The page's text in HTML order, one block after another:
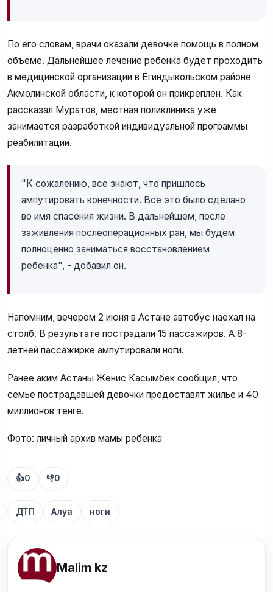
По его словам, врачи оказали девочке помощь в полном
объеме. Дальнейшее лечение ребенка будет проходить
в медицинской организации в Егиндыкольском районе
Акмолинской области, к которой он прикреплен. Как
рассказал Муратов, местная поликлиника уже
занимается разработкой индивидуальной программы
реабилитации.
"К сожалению, все знают, что пришлось
ампутировать конечности. Все это было сделано
во имя спасения жизни. В дальнейшем, после
заживления послеоперационных ран, мы будем
полноценно заниматься восстановлением
ребенка", - добавил он.
Напомним, вечером 2 июня в Астане автобус наехал на
столб. В результате пострадали 15 пассажиров. А 8-
летней пассажирке ампутировали ноги.
Ранее аким Астаны Женис Касымбек сообщил, что
семье пострадавшей девочки предоставят жилье и 40
миллионов тенге.
Фото: личный архив мамы ребенка
👍0 👎0
ДТП Алуа ноги
Malim kz